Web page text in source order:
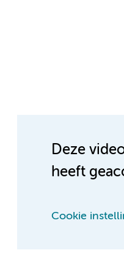
Deze
heeft
Cookie